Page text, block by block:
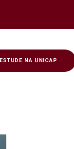
ESTUDE NA UNICAP